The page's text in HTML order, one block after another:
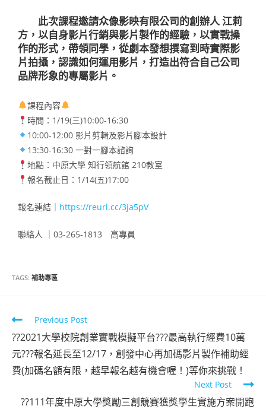
此次課程邀請众像影映有限公司的創辦人 江莉
方，以自身影片行銷與影片製作的經驗，以實戰操
作的形式，帶領同學，從劇本發想撰寫到時實際影
片拍攝，認識如何運用影片，打造出符合自己公司
品牌形象的專屬影片。
課程內容
時間：1/19(三)10:00-16:30
10:00-12:00 影片剪輯及影片腳本設計
13:30-16:30 一對一腳本諮詢
地點：中原大學 知行領航館 210教室
報名截止日：1/14(五)17:00
報名連結｜ https://reurl.cc/3ja5pV
聯絡人 ｜03-265-1813 高專員
TAGS: 補助專區
Previous Post
??2021大學校院創業實戰模擬平台???最高執行經費10萬
元???報名延長至12/17，創發中心再加碼影片製作補助經
費(加碼名額有限，越早報名越有機會喔！)等你來挑戰！
Next Post
??111年度中原大學獎勵三創競賽獲獎學生實施方案開跑